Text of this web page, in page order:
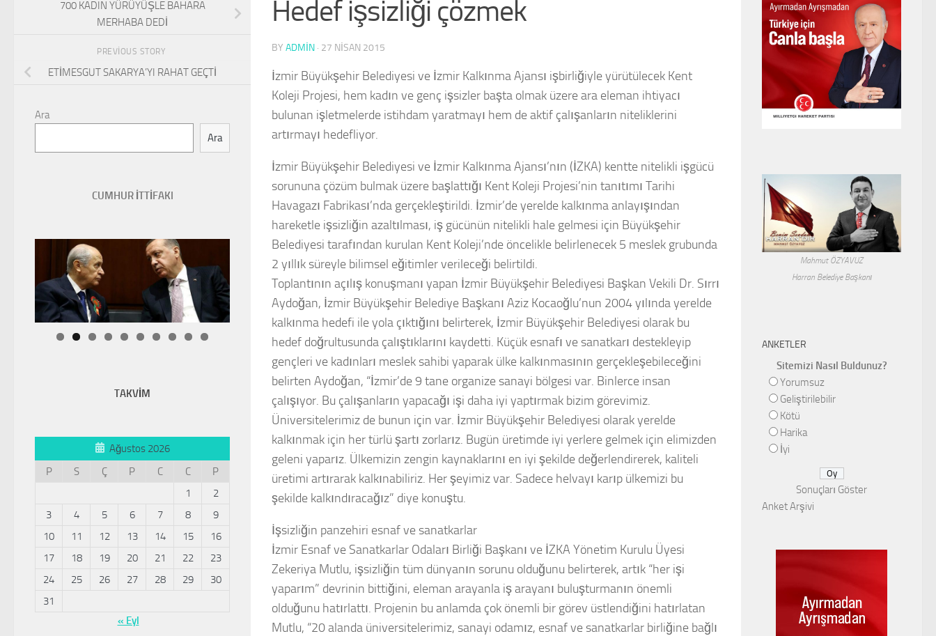
Hedef işsizliği çözmek
BY ADMIN · 27 NISAN 2015
İzmir Büyükşehir Belediyesi ve İzmir Kalkınma Ajansı işbirliğiyle yürütülecek Kent
Koleji Projesi, hem kadın ve genç işsizler başta olmak üzere ara eleman ihtiyacı
bulunan işletmelerde istihdam yaratmayı hem de aktif çalışanların niteliklerini
artırmayı hedefliyor.
İzmir Büyükşehir Belediyesi ve İzmir Kalkınma Ajansı’nın (İZKA) kentte nitelikli işgücü
sorununa çözüm bulmak üzere başlattığı Kent Koleji Projesi’nin tanıtımı Tarihi
Havagazı Fabrikası’nda gerçekleştirildi. İzmir’de yerelde kalkınma anlayışından
hareketle işsizliğin azaltılması, iş gücünün nitelikli hale gelmesi için Büyükşehir
Belediyesi tarafından kurulan Kent Koleji’nde öncelikle belirlenecek 5 meslek grubunda
2 yıllık süreyle bilimsel eğitimler verileceği belirtildi.
Toplantının açılış konuşmanı yapan İzmir Büyükşehir Belediyesi Başkan Vekili Dr. Sırrı
Aydoğan, İzmir Büyükşehir Belediye Başkanı Aziz Kocaoğlu’nun 2004 yılında yerelde
kalkınma hedefi ile yola çıktığını belirterek, İzmir Büyükşehir Belediyesi olarak bu
hedef doğrultusunda çalıştıklarını kaydetti. Küçük esnafı ve sanatkarı destekleyip
gençleri ve kadınları meslek sahibi yaparak ülke kalkınmasının gerçekleşebileceğini
belirten Aydoğan, “İzmir’de 9 tane organize sanayi bölgesi var. Binlerce insan
çalışıyor. Bu çalışanların yapacağı işi daha iyi yaptırmak bizim görevimiz.
Üniversitelerimiz de bunun için var. İzmir Büyükşehir Belediyesi olarak yerelde
kalkınmak için her türlü şartı zorlarız. Bugün üretimde iyi yerlere gelmek için elimizden
geleni yaparız. Ülkemizin zengin kaynaklarını en iyi şekilde değerlendirerek, kaliteli
üretimi artırarak kalkınabiliriz. Her şeyimiz var. Sadece helvayı karıp ülkemizi bu
şekilde kalkındıracağız” diye konuştu.
İşsizliğin panzehiri esnaf ve sanatkarlar
İzmir Esnaf ve Sanatkarlar Odaları Birliği Başkanı ve İZKA Yönetim Kurulu Üyesi
Zekeriya Mutlu, işsizliğin tüm dünyanın sorunu olduğunu belirterek, artık “her işi
yaparım” devrinin bittiğini, eleman arayanla iş arayanı buluşturmanın önemli
olduğunu hatırlattı. Projenin bu anlamda çok önemli bir görev üstlendiğini hatırlatan
Mutlu, “20 alanda üniversitelerimiz, sanayi odamız, esnaf ve sanatkarlar birliğine bağlı
700 KADIN YÜRÜYÜŞLE BAHARA
MERHABA DEDİ
PREVIOUS STORY
ETİMESGUT SAKARYA’YI RAHAT GEÇTİ
Ara
Ara
CUMHUR İTTİFAKI
TAKVİM
Ağustos 2026
P
S Ç P C C
P
1
2
3
4 5 6 7 8
9
10
11 12 13 14 15
16
17
18 19 20 21 22
23
24
25 26 27 28 29
30
31
« Eyl
Mahmut ÖZYAVUZ
Harran Belediye Başkanı
ANKETLER
Sitemizi Nasıl Buldunuz?
Yorumsuz
Geliştirilebilir
Kötü
Harika
İyi
Sonuçları Göster
Anket Arşivi